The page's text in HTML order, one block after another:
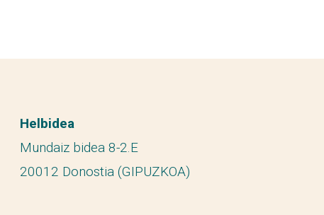
Helbidea
Mundaiz bidea 8-2.E
20012 Donostia (GIPUZKOA)